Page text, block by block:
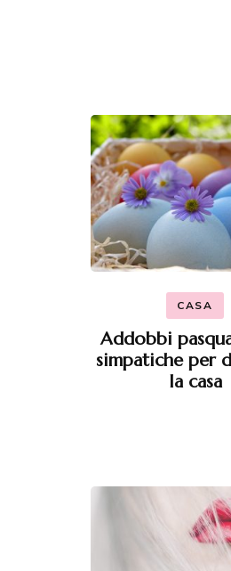
CASA
Addobbi
simpatiche per
la casa